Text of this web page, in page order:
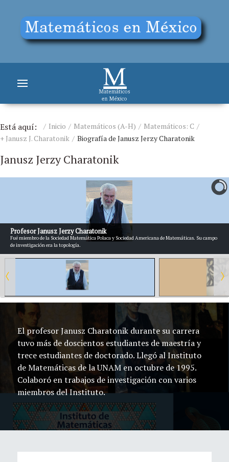
Está aquí: Inicio Matemáticos (A-H)
Matemáticos: C
+ Janusz J. Charatonik
Biografía de Janusz Jerzy Charatonik
Janusz Jerzy Charatonik
Profesor Janusz Jerzy Charatonik
Fué miembro de la Sociedad Matemática Polaca y Sociedad Americana de Matemáticas. Su campo
de investigación era la topología.
El profesor Janusz Charatonik durante su carrera
tuvo más de doscientos estudiantes de maestría y
trece estudiantes de doctorado. Llegó al Instituto
de Matemáticas de la UNAM en octubre de 1995.
Colaboró en trabajos de investigación con varios
miembros del Instituto.